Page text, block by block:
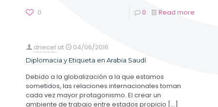
0 0 Read more
driecel at 04/06/2016
Diplomacia y Etiqueta en Arabia Saudí
Debido a la globalización a la que estamos
sometidos, las relaciones internacionales toman
cada vez mayor protagonismo. El crear un
ambiente de trabajo entre estados propicio […]